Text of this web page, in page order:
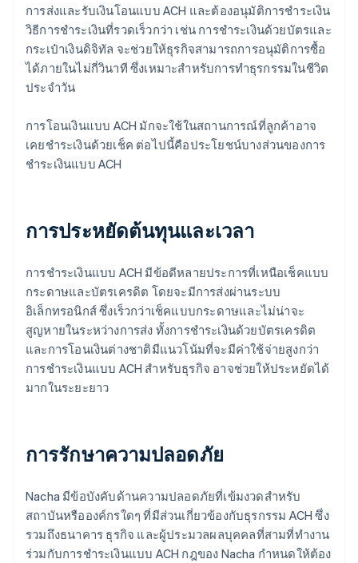
การส่งและรับเงินโอนแบบ ACH และต้องอนุมัติการชำระเงิน
วิธีการชำระเงินที่รวดเร็วกว่า เช่น การชำระเงินด้วยบัตรและ
กระเป๋าเงินดิจิทัล จะช่วยให้ธุรกิจสามารถการอนุมัติการซื้อ
ได้ภายในไม่กี่วินาที ซึ่งเหมาะสำหรับการทำธุรกรรมในชีวิต
ประจำวัน
การโอนเงินแบบ ACH มักจะใช้ในสถานการณ์ที่ลูกค้าอาจ
เคยชำระเงินด้วยเช็ค ต่อไปนี้คือประโยชน์บางส่วนของการ
ชำระเงินแบบ ACH
การประหยัดต้นทุนและเวลา
การชำระเงินแบบ ACH มีข้อดีหลายประการที่เหนือเช็คแบบ
กระดาษและบัตรเครดิต โดยจะมีการส่งผ่านระบบ
อิเล็กทรอนิกส์ ซึ่งเร็วกว่าเช็คแบบกระดาษและไม่น่าจะ
สูญหายในระหว่างการส่ง ทั้งการชำระเงินด้วยบัตรเครดิต
และการโอนเงินต่างชาติมีแนวโน้มที่จะมีค่าใช้จ่ายสูงกว่า
การชำระเงินแบบ ACH สำหรับธุรกิจ อาจช่วยให้ประหยัดได้
มากในระยะยาว
การรักษาความปลอดภัย
Nacha มีข้อบังคับด้านความปลอดภัยที่เข้มงวดสำหรับ
สถาบันหรือองค์กรใดๆ ที่มีส่วนเกี่ยวข้องกับธุรกรรม ACH ซึ่ง
รวมถึงธนาคาร ธุรกิจ และผู้ประมวลผลบุคคลที่สามที่ทำงาน
ร่วมกับการชำระเงินแบบ ACH กฎของ Nacha กำหนดให้ต้อง